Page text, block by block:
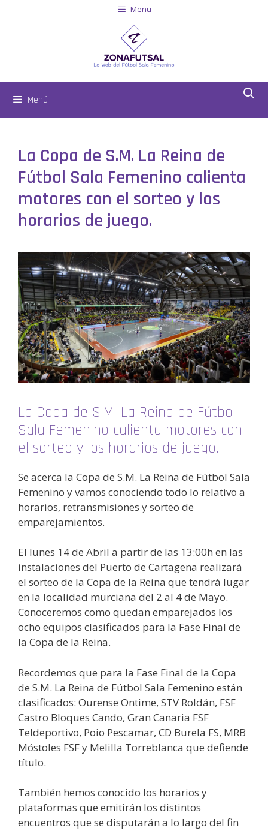
Menu
Menú
La Copa de S.M. La Reina de
Fútbol Sala Femenino calienta
motores con el sorteo y los
horarios de juego.
La Copa de S.M. La Reina de Fútbol
Sala Femenino calienta motores con
el sorteo y los horarios de juego.
Se acerca la Copa de S.M. La Reina de Fútbol Sala
Femenino y vamos conociendo todo lo relativo a
horarios, retransmisiones y sorteo de
emparejamientos.
El lunes 14 de Abril a partir de las 13:00h en las
instalaciones del Puerto de Cartagena realizará
el sorteo de la Copa de la Reina que tendrá lugar
en la localidad murciana del 2 al 4 de Mayo.
Conoceremos como quedan emparejados los
ocho equipos clasificados para la Fase Final de
la Copa de la Reina.
Recordemos que para la Fase Final de la Copa
de S.M. La Reina de Fútbol Sala Femenino están
clasificados: Ourense Ontime, STV Roldán, FSF
Castro Bloques Cando, Gran Canaria FSF
Teldeportivo, Poio Pescamar, CD Burela FS, MRB
Móstoles FSF y Melilla Torreblanca que defiende
título.
También hemos conocido los horarios y
plataformas que emitirán los distintos
encuentros que se disputarán a lo largo del fin